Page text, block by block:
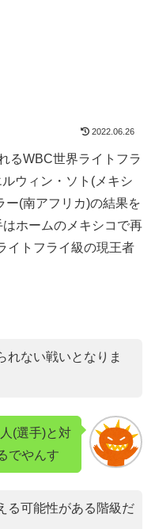
2022.06.26
るWBC世界ライトフラ
ウィン・ソト(メキシ
ー(南アフリカ)の結果を
ホームのメキシコで再
トフライ級の現王者
れない戦いとなりま
(選手)と対
でやんす
る可能性がある階級だ